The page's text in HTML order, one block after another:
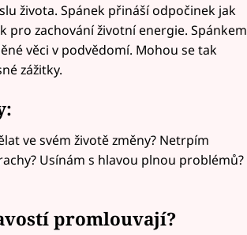
života. Spánek přináší odpočinek jak
pro zachování životní energie. Spánkem
věci v podvědomí. Mohou se tak
zážitky.
ve svém životě změny? Netrpím
Usínám s hlavou plnou problémů?
promlouvají?